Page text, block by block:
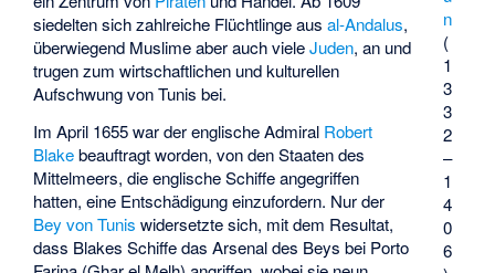
n
(
1
3
3
2
–
1
4
0
6
siedelten sich zahlreiche Flüchtlinge ausal-Andalus,
überwiegend Muslime aber auch vieleJuden, an und
trugen zum wirtschaftlichen und kulturellen
Aufschwung von Tunis bei.
Im April 1655 war der englische Admiral Robert
Blakebeauftragt worden, von den Staaten des
Mittelmeers, die englische Schiffe angegriffen
hatten, eine Entschädigung einzufordern. Nur der
Bey von Tunis widersetzte sich, mit dem Resultat,
dass Blakes Schiffe das Arsenal des Beys bei Porto